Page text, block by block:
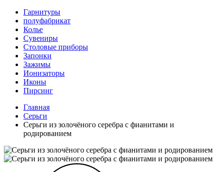
Гарнитуры
полуфабрикат
Колье
Сувениры
Столовые приборы
Запонки
Зажимы
Ионизаторы
Иконы
Пирсинг
Главная
Серьги
Серьги из золочёного серебра с фианитами и
родированием